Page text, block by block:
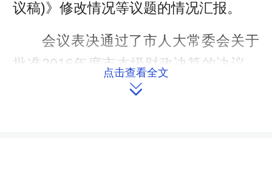
议稿)》修改情况等议题的情况汇报。
会议表决通过了市人大常委会关于
批准2016年度市本级财政决算的决议、
市人民政府提请变更市树市花的议案的
点击查看全文
